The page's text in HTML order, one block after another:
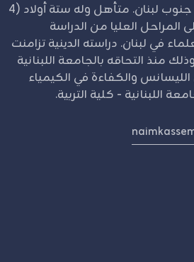
مواليد 1953 كفر فيلا - جنوب لبنان. متأهل وله ستة أولاد (4
على المراحل العليا من الدراسة
في لبنان. دراسته الدينية تزامنت
منذ التحاقه بالجامعة اللبنانية
الليسانس والكفاءة في الكيمياء
اللبنانية - كلية التربية.